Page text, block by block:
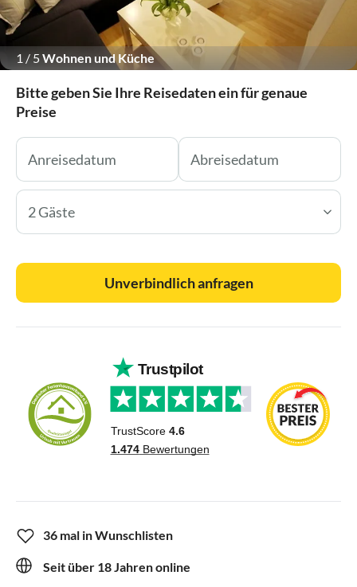
1 / 5Wohnen und Küche
Bitte geben Sie Ihre Reisedaten ein für genaue
Preise
2 Gäste
Unverbindlich anfragen
36 mal in Wunschlisten
Seit über 18 Jahren online